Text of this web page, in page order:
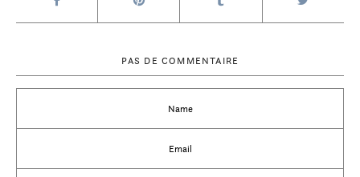
PAS DE COMMENTAIRE